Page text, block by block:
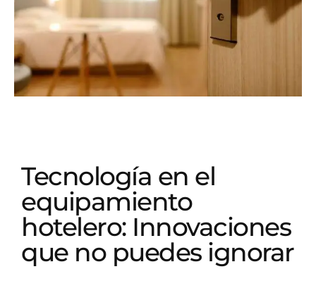
Tecnología en el
equipamiento
hotelero: Innovaciones
que no puedes ignorar